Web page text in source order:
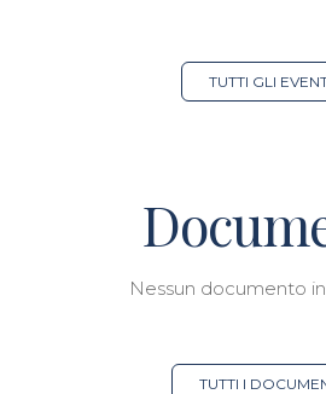
TUTTI GLI
Nessun documento
TUTTI I